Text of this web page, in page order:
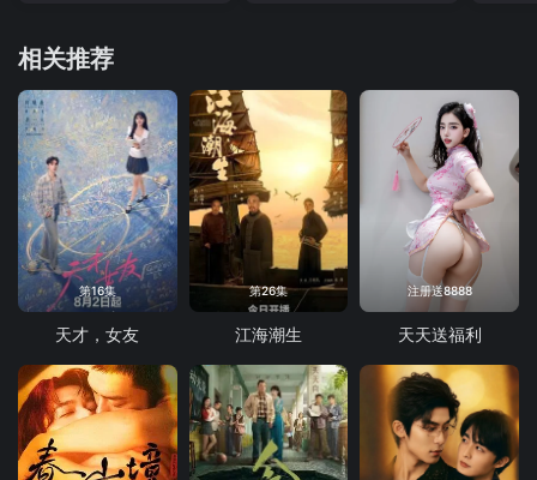
相关推荐
第16集
天才，女友
第26集
江海潮生
注册送8888
天天送福利